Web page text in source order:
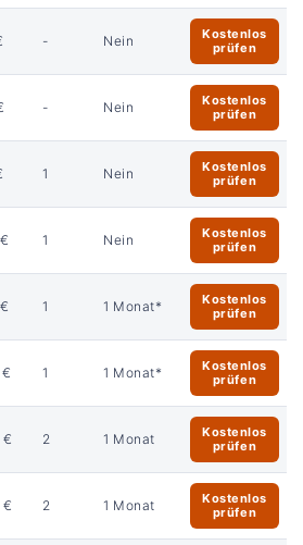
- Nein
Kostenlos
prüfen
- Nein
Kostenlos
prüfen
1 Nein
Kostenlos
prüfen
1 Nein
Kostenlos
prüfen
1 1 Monat*
Kostenlos
prüfen
1 1 Monat*
Kostenlos
prüfen
€ 2 1 Monat
Kostenlos
prüfen
€ 2 1 Monat
Kostenlos
prüfen